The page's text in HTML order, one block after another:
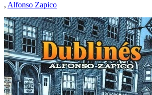
, Alfonso Zapico